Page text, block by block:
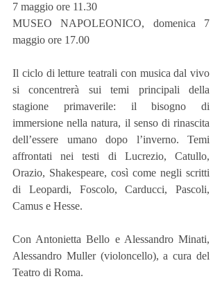
7 maggio ore 11.30
MUSEO NAPOLEONICO, domenica 7
maggio ore 17.00
Il ciclo di letture teatrali con musica dal vivo
si concentrerà sui temi principali della
stagione primaverile: il bisogno di
immersione nella natura, il senso di rinascita
dell’essere umano dopo l’inverno. Temi
affrontati nei testi di Lucrezio, Catullo,
Orazio, Shakespeare, così come negli scritti
di Leopardi, Foscolo, Carducci, Pascoli,
Camus e Hesse.
Con Antonietta Bello e Alessandro Minati,
Alessandro Muller (violoncello), a cura del
Teatro di Roma.